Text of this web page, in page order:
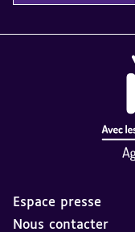
Espace presse
Nous contacter